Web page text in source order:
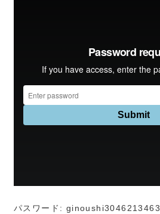
FP向記事
パスワード: ginoushi3046213463